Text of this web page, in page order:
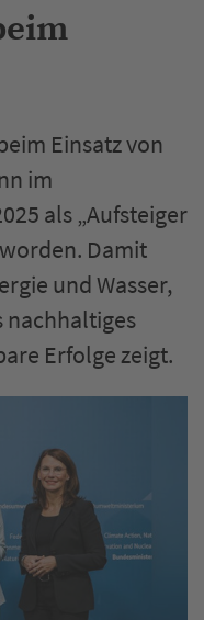
Einsatz von
im
als „Aufsteiger
Damit
und Wasser,
nachhaltiges
Erfolge zeigt.